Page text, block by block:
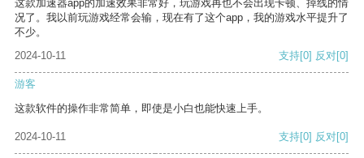
这款加速器app的加速效果非常好，玩游戏再也不会出现卡顿、掉线的情
况了。我以前玩游戏经常会输，现在有了这个app，我的游戏水平提升了
不少。
2024-10-11
支持[0] 反对[0]
游客
这款软件的操作非常简单，即使是小白也能快速上手。
2024-10-11 支持[0] 反对[0]